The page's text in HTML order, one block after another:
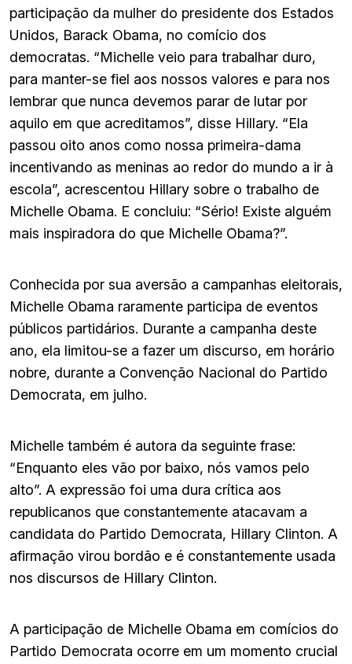
participação da mulher do presidente dos Estados
Unidos, Barack Obama, no comício dos
democratas. “Michelle veio para trabalhar duro,
para manter-se fiel aos nossos valores e para nos
lembrar que nunca devemos parar de lutar por
aquilo em que acreditamos”, disse Hillary. “Ela
passou oito anos como nossa primeira-dama
incentivando as meninas ao redor do mundo a ir à
escola”, acrescentou Hillary sobre o trabalho de
Michelle Obama. E concluiu: “Sério! Existe alguém
mais inspiradora do que Michelle Obama?”.
Conhecida por sua aversão a campanhas eleitorais,
Michelle Obama raramente participa de eventos
públicos partidários. Durante a campanha deste
ano, ela limitou-se a fazer um discurso, em horário
nobre, durante a Convenção Nacional do Partido
Democrata, em julho.
Michelle também é autora da seguinte frase:
“Enquanto eles vão por baixo, nós vamos pelo
alto”. A expressão foi uma dura crítica aos
republicanos que constantemente atacavam a
candidata do Partido Democrata, Hillary Clinton. A
afirmação virou bordão e é constantemente usada
nos discursos de Hillary Clinton.
A participação de Michelle Obama em comícios do
Partido Democrata ocorre em um momento crucial